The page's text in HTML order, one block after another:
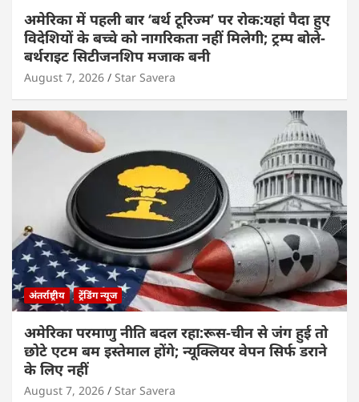
अमेरिका में पहली बार ‘बर्थ टूरिज्म’ पर रोक:यहां पैदा हुए
विदेशियों के बच्चे को नागरिकता नहीं मिलेगी; ट्रम्प बोले-
बर्थराइट सिटीजनशिप मजाक बनी
August 7, 2026 Star Savera
अंतर्राष्ट्रीय ट्रेंडिंग न्यूज
अमेरिका परमाणु नीति बदल रहा:रूस-चीन से जंग हुई तो
छोटे एटम बम इस्तेमाल होंगे; न्यूक्लियर वेपन सिर्फ डराने
के लिए नहीं
August 7, 2026 Star Savera